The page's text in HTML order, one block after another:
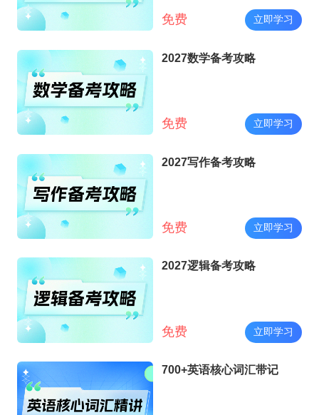
免费 立即学习
2027数学备考攻略
免费 立即学习
2027写作备考攻略
免费 立即学习
2027逻辑备考攻略
免费 立即学习
700+英语核心词汇带记